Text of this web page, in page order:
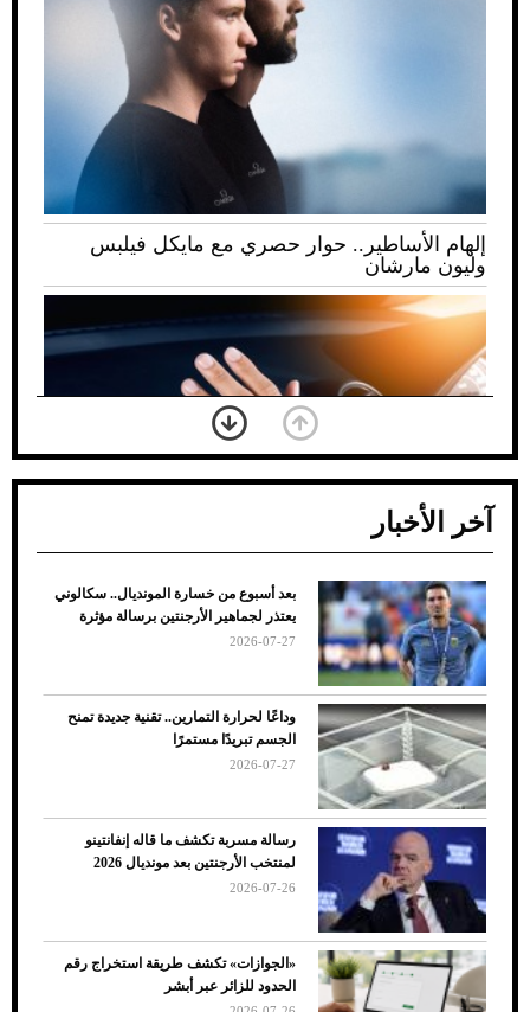
إلهام الأساطير.. حوار حصري مع مايكل فيلبس
وليون مارشان
ضعف تبريد مكيف السيارة عند الوقوف.. أشهر
الأسباب والحلول
7 نصائح لاختيار لون البنطلون المناسب للقميص
الأسود
آخر الأخبار
بعد أسبوع من خسارة المونديال.. سكالوني
يعتذر لجماهير الأرجنتين برسالة مؤثرة
2026-07-27
وداعًا لحرارة التمارين.. تقنية جديدة تمنح
الجسم تبريدًا مستمرًا
2026-07-27
رسالة مسربة تكشف ما قاله إنفانتينو
لمنتخب الأرجنتين بعد مونديال 2026
2026-07-26
«الجوازات» تكشف طريقة استخراج رقم
الحدود للزائر عبر أبشر